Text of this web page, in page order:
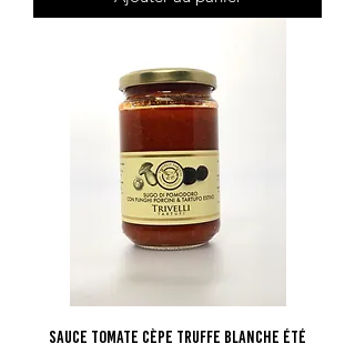
Sauce Tomate Cèpe Truffe Blanche Été